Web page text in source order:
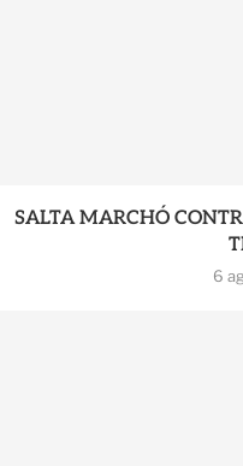
SALTA MARCHÓ
6